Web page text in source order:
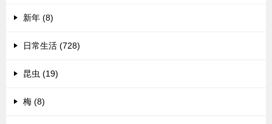
新年 (8)
日常生活 (728)
昆虫 (19)
梅 (8)